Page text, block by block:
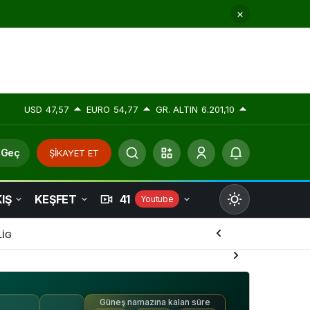
USD 47,57 EURO 54,77 GR. ALTIN 6.201,10
ŞİKAYET ET
KEŞFET 41 Youtube
Mod
değiştir
Güneş namazına kalan süre